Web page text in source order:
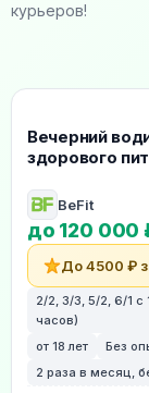
курьеров!
Вечерний
здорового
BeFit
до 120 000
До 4500 ₽
2/2, 3/3, 5/2, 6/1
часов)
от 18 лет
Без
2 раза в месяц,